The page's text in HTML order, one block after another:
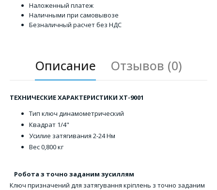
Наложенный платеж
Наличными при самовывозе
Безналичный расчет без НДС
Описание Отзывов (0)
ТЕХНИЧЕСКИЕ ХАРАКТЕРИСТИКИ XT-9001
Тип ключ динамометрический
Квадрат 1/4"
Усилие затягивания 2-24 Нм
Вес0,800 кг
Робота з точно заданим зусиллям
Ключ призначений для затягування кріплень з точно заданим